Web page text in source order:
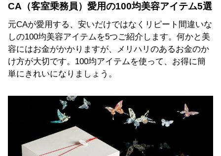
CA（客室乗務員）愛用の100均美容アイテム5選
元CAが愛用する、安いだけではなくリピート間違いな
しの100均美容アイテムを5つご紹介します。何かと美
容にはお金がかかりますが、メリハリのあるお金のか
け方が大切です。100均アイテムを使って、お得に簡
単にきれいになりましょう。